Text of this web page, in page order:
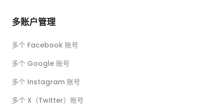
多账户管理
多个 Facebook 账号
多个 Google 账号
多个 Instagram 账号
多个 X（Twitter）账号